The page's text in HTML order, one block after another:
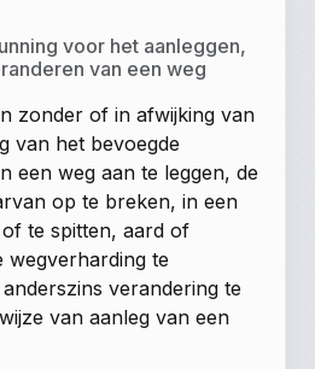
voor het aanleggen,
van een weg
zonder of in afwijking van
van het bevoegde
een weg aan te leggen, de
op te breken, in een
te spitten, aard of
wegverharding te
verandering te
van aanleg van een